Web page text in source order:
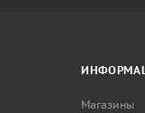
Магазины